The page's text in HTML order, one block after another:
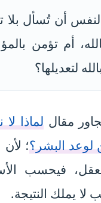
أن تُسأل بلا
أم تؤمن
لتعديلها؟
مقاللماذا
لوعد البشر؟؛
فيحسب
يملك النتيجة.